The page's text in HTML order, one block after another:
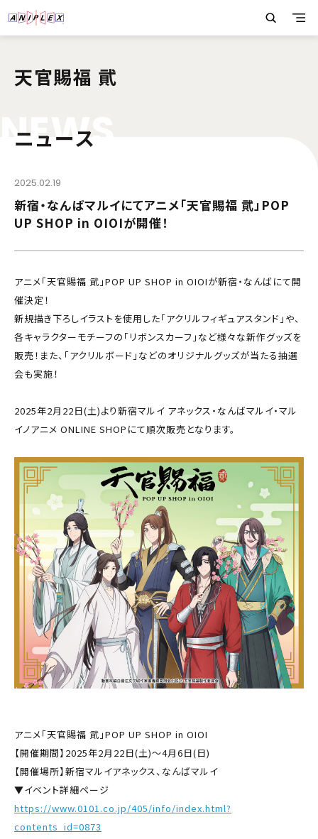
天官賜福 貮
NEWS
ニュース
2025.02.19
新宿・なんばマルイにてアニメ「天官賜福 貮」POP
UP SHOP in OIOIが開催！
アニメ「天官賜福 貮」POP UP SHOP in OIOIが新宿・なんばにて開
催決定！
新規描き下ろしイラストを使用した「アクリルフィギュアスタンド」や、
各キャラクターモチーフの「リボンスカーフ」など様々な新作グッズを
販売！また、「アクリルボード」などのオリジナルグッズが当たる抽選
会も実施！
2025年2月22日(土)より新宿マルイ アネックス・なんばマルイ・マル
イノアニメ ONLINE SHOPにて順次販売となります。
アニメ「天官賜福 貮」POP UP SHOP in OIOI
【開催期間】2025年2月22日(土)～4月6日(日)
【開催場所】新宿マルイアネックス、なんばマルイ
▼イベント詳細ページ
https://www.0101.co.jp/405/info/index.html?
contents_id=0873